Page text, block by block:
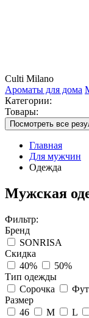
Culti Milano
Ароматы для дома
Категории:
Товары:
Посмотреть все
Главная
Для мужчин
Одежда
Мужская
Фильтр:
Бренд
SONRISA
Скидка
40%
50%
Тип одежды
Сорочка
Размер
46
M L